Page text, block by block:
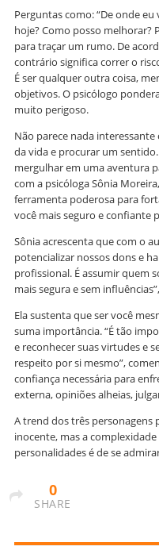
Perguntas como: “De onde
hoje? Como posso melhorar?
para traçar um rumo. De
contrário significa correr o
É ser qualquer outra coisa,
objetivos. O psicólogo
muito perigoso.
Não parece nada
da vida e procurar um
mergulhar em uma aventura
com a psicóloga Sônia
ferramenta poderosa para
você mais seguro e confiante
Sônia acrescenta que com o
potencializar nossos dons e
profissional. É assumir quem
mais segura e sem
Ela sustenta que ser você
suma importância. “É tão
e reconhecer suas virtudes e
respeito por si mesmo”,
confiança necessária para
externa, opiniões alheias,
A trend dos três personagens
inocente, mas a
personalidades é de se
0
SHARE